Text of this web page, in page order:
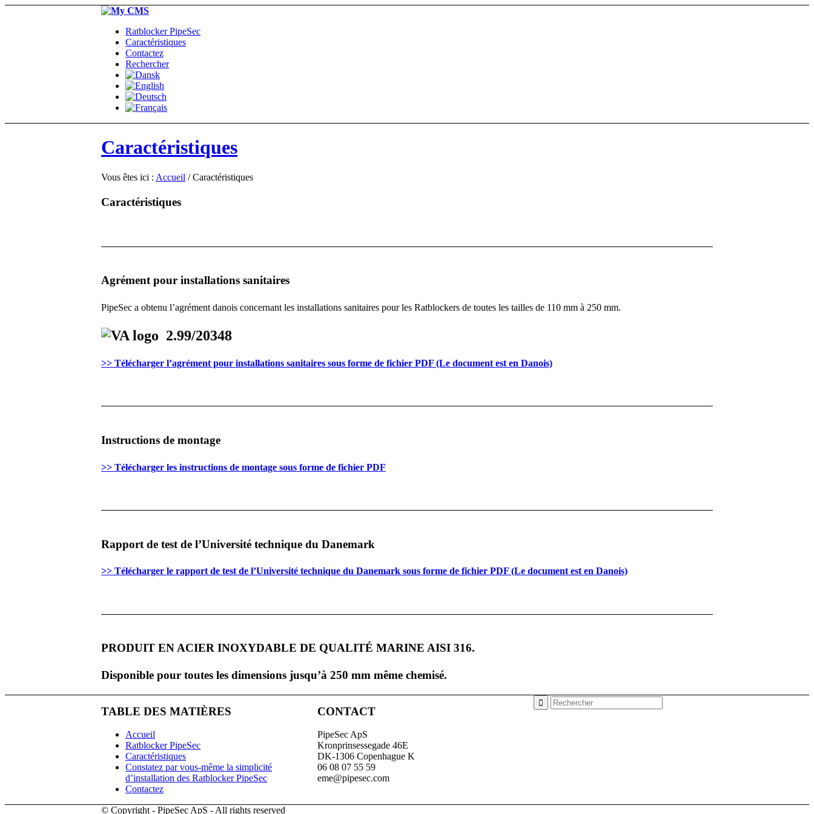
Ratblocker PipeSec
Caractéristiques
Contactez
Rechercher
Caractéristiques
Vous êtes ici : Accueil / Caractéristiques
Caractéristiques
Agrément pour installations sanitaires
PipeSec a obtenu l’agrément danois concernant les installations sanitaires pour les Ratblockers de toutes les tailles de 110 mm à 250 mm.
2.99/20348
>> Télécharger l’agrément pour installations sanitaires sous forme de fichier PDF (Le document est en Danois)
Instructions de montage
>> Télécharger les instructions de montage sous forme de fichier PDF
Rapport de test de l’Université technique du Danemark
>> Télécharger le rapport de test de l’Université technique du Danemark sous forme de fichier PDF (Le document est en Danois)
PRODUIT EN ACIER INOXYDABLE DE QUALITÉ MARINE AISI 316.
Disponible pour toutes les dimensions jusqu’à 250 mm même chemisé.
TABLE DES MATIÈRES
Accueil
Ratblocker PipeSec
Caractéristiques
Constatez par vous-même la simplicité
d’installation des Ratblocker PipeSec
Contactez
CONTACT
PipeSec ApS
Kronprinsessegade 46E
DK-1306 Copenhague K
06 08 07 55 59
eme@pipesec.com
© Copyright - PipeSec ApS - All rights reserved